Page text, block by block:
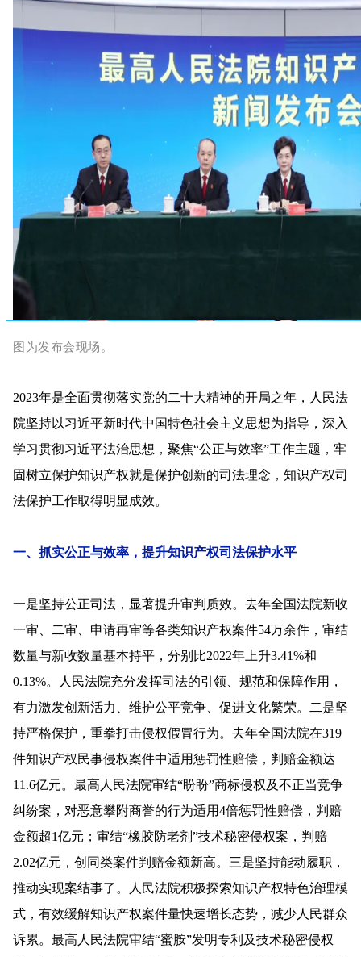
图为发布会现场。
2023年是全面贯彻落实党的二十大精神的开局之年，人民法
院坚持以习近平新时代中国特色社会主义思想为指导，深入
学习贯彻习近平法治思想，聚焦“公正与效率”工作主题，牢
固树立保护知识产权就是保护创新的司法理念，知识产权司
法保护工作取得明显成效。
一、抓实公正与效率，提升知识产权司法保护水平
一是坚持公正司法，显著提升审判质效。去年全国法院新收
一审、二审、申请再审等各类知识产权案件54万余件，审结
数量与新收数量基本持平，分别比2022年上升3.41%和
0.13%。人民法院充分发挥司法的引领、规范和保障作用，
有力激发创新活力、维护公平竞争、促进文化繁荣。二是坚
持严格保护，重拳打击侵权假冒行为。去年全国法院在319
件知识产权民事侵权案件中适用惩罚性赔偿，判赔金额达
11.6亿元。最高人民法院审结“盼盼”商标侵权及不正当竞争
纠纷案，对恶意攀附商誉的行为适用4倍惩罚性赔偿，判赔
金额超1亿元；审结“橡胶防老剂”技术秘密侵权案，判赔
2.02亿元，创同类案件判赔金额新高。三是坚持能动履职，
推动实现案结事了。人民法院积极探索知识产权特色治理模
式，有效缓解知识产权案件量快速增长态势，减少人民群众
诉累。最高人民法院审结“蜜胺”发明专利及技术秘密侵权